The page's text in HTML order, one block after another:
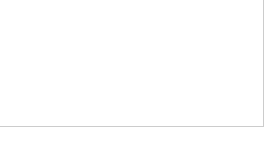
при этом